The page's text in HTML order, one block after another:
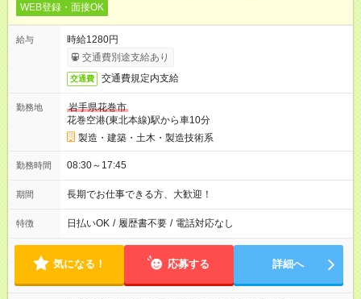
WEB登録・面接OK
給与
時給1280円
交通費別途支給あり
交通費 交通費規定内支給
勤務地
岩手県花巻市
花巻空港(東北本線)駅から車10分
製造・建築・土木・製造技術系
勤務時間 08:30～17:45
期間 長期でお仕事できる方、大歓迎！
特徴 日払いOK / 履歴書不要 / 電話対応なし
気になる！ 応募する 詳細へ